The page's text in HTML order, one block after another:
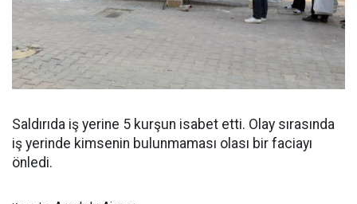
Saldırıda iş yerine 5 kurşun isabet etti. Olay sırasında
iş yerinde kimsenin bulunmaması olası bir faciayı
önledi.